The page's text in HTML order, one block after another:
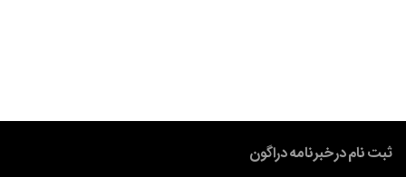
ثبت نام در خبرنامه دراگون